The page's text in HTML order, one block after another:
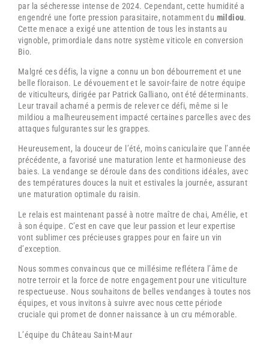
par la sécheresse intense de 2024. Cependant, cette humidité a
engendré une forte pression parasitaire, notamment du mildiou.
Cette menace a exigé une attention de tous les instants au
vignoble, primordiale dans notre système viticole en conversion
Bio.
Malgré ces défis, la vigne a connu un bon débourrement et une
belle floraison. Le dévouement et le savoir-faire de notre équipe
de viticulteurs, dirigée par Patrick Galliano, ont été déterminants.
Leur travail acharné a permis de relever ce défi, même si le
mildiou a malheureusement impacté certaines parcelles avec des
attaques fulgurantes sur les grappes.
Heureusement, la douceur de l’été, moins caniculaire que l’année
précédente, a favorisé une maturation lente et harmonieuse des
baies. La vendange se déroule dans des conditions idéales, avec
des températures douces la nuit et estivales la journée, assurant
une maturation optimale du raisin.
Le relais est maintenant passé à notre maître de chai, Amélie, et
à son équipe. C’est en cave que leur passion et leur expertise
vont sublimer ces précieuses grappes pour en faire un vin
d’exception.
Nous sommes convaincus que ce millésime reflétera l’âme de
notre terroir et la force de notre engagement pour une viticulture
respectueuse. Nous souhaitons de belles vendanges à toutes nos
équipes, et vous invitons à suivre avec nous cette période
cruciale qui promet de donner naissance à un cru mémorable.
L’équipe du Château Saint-Maur